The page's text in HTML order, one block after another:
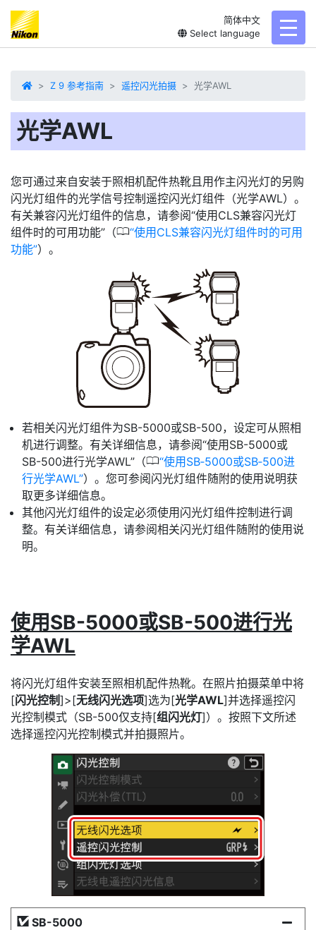
简体中文
Select language
Z 9 参考指南 遥控闪光拍摄 光学AWL
光学AWL
您可通过来自安装于照相机配件热靴且用作主闪光灯的另购
闪光灯组件的光学信号控制遥控闪光灯组件（光学AWL）。
有关兼容闪光灯组件的信息，请参阅“使用CLS兼容闪光灯
组件时的可用功能”（0 使用CLS兼容闪光灯组件时的可用
功能 ）。
若相关闪光灯组件为SB-5000或SB-500，设定可从照相
机进行调整。有关详细信息，请参阅“使用SB-5000或
SB-500进行光学AWL”（0 使用SB‑5000或SB‑500进
行光学AWL ）。您可参阅闪光灯组件随附的使用说明获
取更多详细信息。
其他闪光灯组件的设定必须使用闪光灯组件控制进行调
整。有关详细信息，请参阅相关闪光灯组件随附的使用说
明。
使用SB-5000或SB-500进行光
学AWL
将闪光灯组件安装至照相机配件热靴。在照片拍摄菜单中将
[闪光控制]>[无线闪光选项]选为[光学AWL]并选择遥控闪
光控制模式（SB-500仅支持[组闪光灯]）。按照下文所述
选择遥控闪光控制模式并拍摄照片。
SB-5000